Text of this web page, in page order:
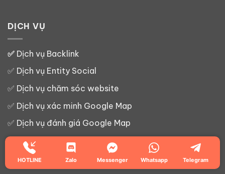
DỊCH VỤ
✅ Dịch vụ Backlink
✅ Dịch vụ Entity Social
✅ Dịch vụ chăm sóc website
✅ Dịch vụ xác minh Google Map
✅ Dịch vụ đánh giá Google Map
✅
Dịch vụ SEO Google Map
Dịch vụ Google Map
HOTLINE Zalo Messenger Whatsapp Telegram